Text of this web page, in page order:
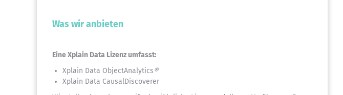
Was wir anbieten
Eine Xplain Data Lizenz umfasst:
Xplain Data ObjectAnalytics®
Xplain Data CausalDiscoverer